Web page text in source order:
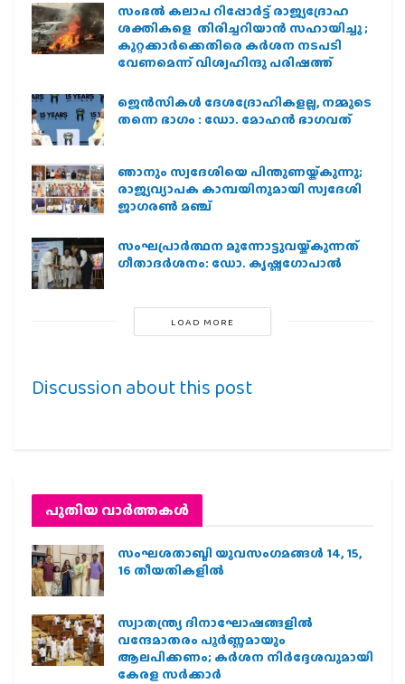
സംഭൽ കലാപ റിപ്പോർട്ട് രാജ്യദ്രോഹ
ശക്തികളെ തിരിച്ചറിയാൻ സഹായിച്ചു ;
കുറ്റക്കാർക്കെതിരെ കർശന നടപടി
വേണമെന്ന് വിശ്വഹിന്ദു പരിഷത്ത്
ജെന്‍സികള്‍ ദേശദ്രോഹികളല്ല, നമ്മുടെ
തന്നെ ഭാഗം : ഡോ. മോഹന്‍ ഭാഗവത്
ഞാനും സ്വദേശിയെ പിന്തുണയ്ക്കുന്നു;
രാജ്യവ്യാപക കാമ്പയിനുമായി സ്വദേശി
ജാഗരണ്‍ മഞ്ച്
സംഘപ്രാര്‍ത്ഥന മുന്നോട്ടുവയ്ക്കുന്നത്
ഗീതാദര്‍ശനം: ഡോ. കൃഷ്ണഗോപാല്‍
LOAD MORE
Discussion about this post
പുതിയ വാര്‍ത്തകള്‍
സംഘശതാബ്ദി യുവസംഗമങ്ങള്‍ 14, 15,
16 തീയതികളില്‍
സ്വാതന്ത്ര്യ ദിനാഘോഷങ്ങളിൽ
വന്ദേമാതരം പൂർണ്ണമായും
ആലപിക്കണം; കർശന നിർദ്ദേശവുമായി
കേരള സർക്കാർ